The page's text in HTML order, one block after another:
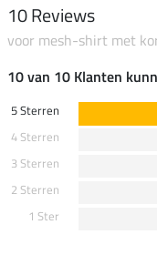
10 Reviews
voor mesh-shirt met
10 van 10 Klanten
5 Sterren
4 Sterren
3 Sterren
2 Sterren
1 Ster